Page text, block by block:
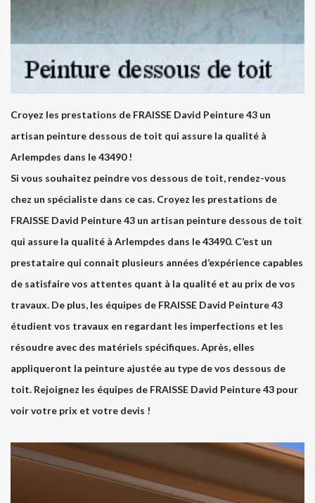
Croyez les prestations de FRAISSE David Peinture 43 un
artisan peinture dessous de toit qui assure la qualité à
Arlempdes dans le 43490 !
Si vous souhaitez peindre vos dessous de toit, rendez-vous
chez un spécialiste dans ce cas. Croyez les prestations de
FRAISSE David Peinture 43 un artisan peinture dessous de toit
qui assure la qualité à Arlempdes dans le 43490. C’est un
prestataire qui connait plusieurs années d’expérience capables
de satisfaire vos attentes quant à la qualité et au prix de vos
travaux. De plus, les équipes de FRAISSE David Peinture 43
étudient vos travaux en regardant les imperfections et les
résoudre avec des matériels spécifiques. Après, elles
appliqueront la peinture ajustée au type de vos dessous de
toit. Rejoignez les équipes de FRAISSE David Peinture 43 pour
voir votre prix et votre devis !